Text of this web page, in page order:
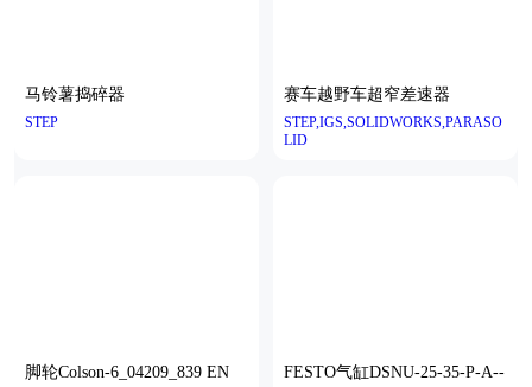
马铃薯捣碎器
STEP
赛车越野车超窄差速器
STEP,IGS,SOLIDWORKS,PARASO
LID
脚轮Colson-6_04209_839 EN FESTO气缸DSNU-25-35-P-A--